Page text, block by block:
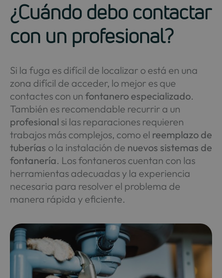
¿Cuándo debo contactar
con un profesional?
Si la fuga es difícil de localizar o está en una
zona difícil de acceder, lo mejor es que
contactes con un fontanero especializado.
También es recomendable recurrir a un
profesional si las reparaciones requieren
trabajos más complejos, como el reemplazo de
tuberías o la instalación de nuevos sistemas de
fontanería. Los fontaneros cuentan con las
herramientas adecuadas y la experiencia
necesaria para resolver el problema de
manera rápida y eficiente.